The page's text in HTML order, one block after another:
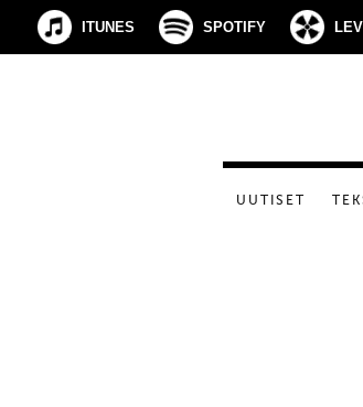
ITUNES SPOTIFY
UUTISET